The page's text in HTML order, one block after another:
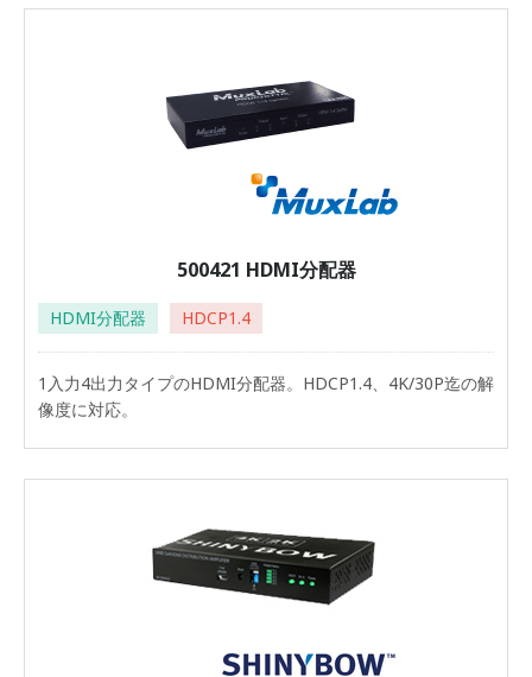
500421 HDMI分配器
HDMI分配器 HDCP1.4
1入力4出力タイプのHDMI分配器。HDCP1.4、4K/30P迄の解
像度に対応。